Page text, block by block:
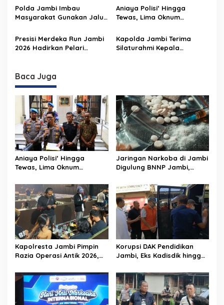
Jambi, Kegiatan
Berlangsung Aman dan
Lancar
Pembuktian
Polda Jambi Imbau
Masyarakat Gunakan Jalur
Pelaksanaan Presisi
Merdeka Run 2026
Aniaya Polisi’ Hingga
Tewas, Lima Oknum
Dipecat
Presisi Merdeka Run Jambi
2026 Hadirkan Pelari
Terbesar di Jambi
Kapolda Jambi Terima
Silaturahmi Kepala
Baca Juga
Aniaya Polisi’ Hingga
Tewas, Lima Oknum
Dipecat
Jaringan Narkoba di Jambi
Digulung BNNP Jambi,
Ratusan Pil Ekstasi
Diamankan dan 9 Pelaku
Diciduk
Kapolresta Jambi Pimpin
Razia Operasi Antik 2026,
Korupsi DAK Pendidikan
Jambi, Eks Kadisdik hingga
Jalani Persidangan